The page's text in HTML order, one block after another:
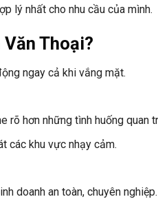
lý nhất cho nhu cầu của mình.
Thoại?
ngay cả khi vắng mặt.
rõ hơn những tình huống quan
các khu vực nhạy cảm.
doanh an toàn, chuyên nghiệp.